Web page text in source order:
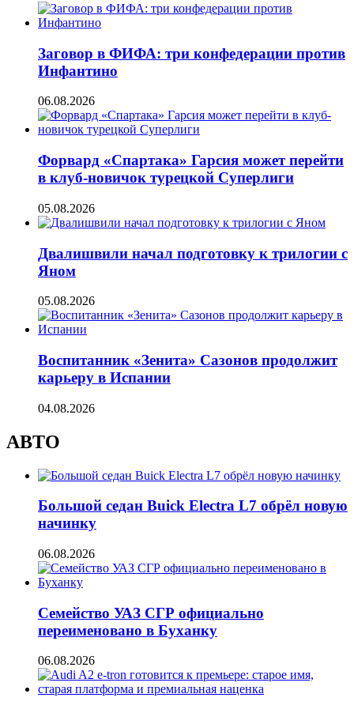
Заговор в ФИФА: три конфедерации против
Инфантино
06.08.2026
Форвард «Спартака» Гарсия может перейти
в клуб-новичок турецкой Суперлиги
05.08.2026
Двалишвили начал подготовку к трилогии с
Яном
05.08.2026
Воспитанник «Зенита» Сазонов продолжит
карьеру в Испании
04.08.2026
АВТО
Большой седан Buick Electra L7 обрёл новую
начинку
06.08.2026
Семейство УАЗ СГР официально
переименовано в Буханку
06.08.2026